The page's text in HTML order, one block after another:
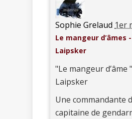
Sophie Grelaud 1er
Le mangeur d’âmes
Laipsker
"Le mangeur d’âme
Laipsker
Une commandante
capitaine de